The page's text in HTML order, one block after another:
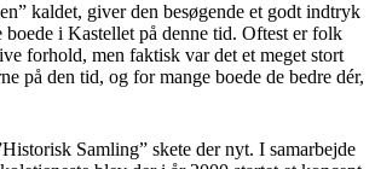
kaldet, giver den besøgende et godt indtryk
boede i Kastellet på denne tid. Oftest er folk
forhold, men faktisk var det et meget stort
på den tid, og for mange boede de bedre dér,
Samling” skete der nyt. I samarbejde